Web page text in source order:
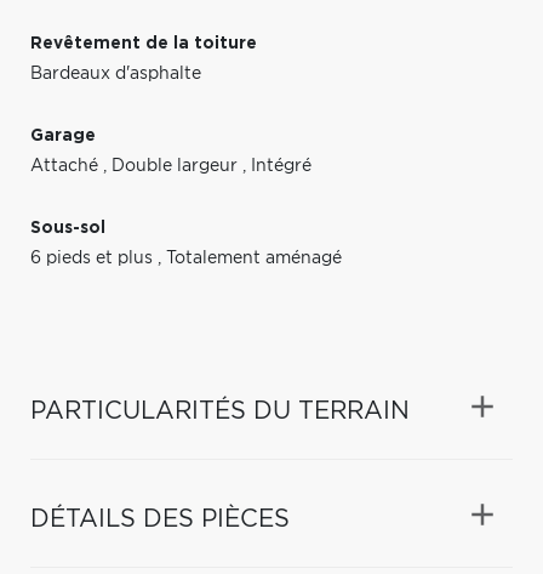
Revêtement de la toiture
Bardeaux d'asphalte
Garage
Attaché , Double largeur , Intégré
Sous-sol
6 pieds et plus , Totalement aménagé
PARTICULARITÉS DU TERRAIN
DÉTAILS DES PIÈCES